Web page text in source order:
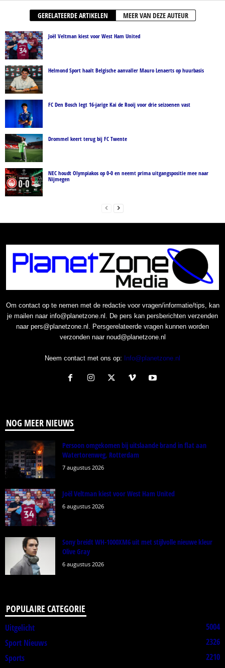
GERELATEERDE ARTIKELEN MEER VAN DEZE AUTEUR
Joël Veltman kiest voor West Ham United
Helmond Sport haalt Belgische aanvaller Mauro Lenaerts op huurbasis
FC Den Bosch legt 16-jarige Kai de Rooij voor drie seizoenen vast
Drommel keert terug bij FC Twente
NEC houdt Olympiakos op 0-0 en neemt prima uitgangspositie mee naar
Nijmegen
Om contact op te nemen met de redactie voor vragen/informatie/tips, kan
je mailen naar info@planetzone.nl. De pers kan persberichten verzenden
naar pers@planetzone.nl. Persgerelateerde vragen kunnen worden
verzonden naar noud@planetzone.nl
Neem contact met ons op: Info@planetzone.nl
NOG MEER NIEUWS
Persoon omgekomen bij uitslaande brand in flat aan
Watertorenweg, Rotterdam
7 augustus 2026
Joël Veltman kiest voor West Ham United
6 augustus 2026
Sony breidt WH-1000XM6 uit met stijlvolle nieuwe kleur
Olive Gray
6 augustus 2026
POPULAIRE CATEGORIE
Uitgelicht
5004
Sport Nieuws
2326
Sports
2210